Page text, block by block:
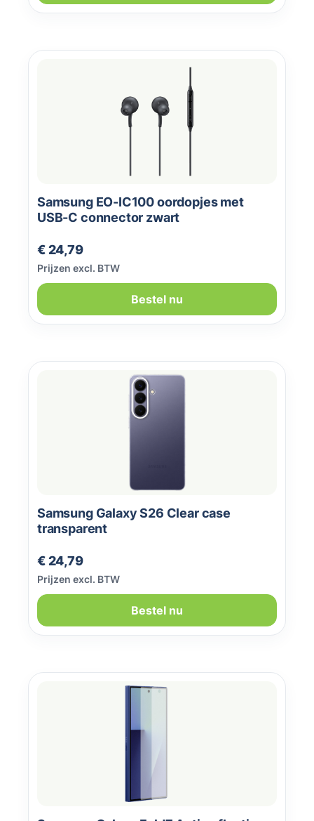
Samsung EO-IC100 oordopjes met
USB-C connector zwart
Normale prijs:
€ 24,79
Prijzen excl. BTW
Bestel nu
Samsung Galaxy S26 Clear case
transparent
Normale prijs:
€ 24,79
Prijzen excl. BTW
Bestel nu